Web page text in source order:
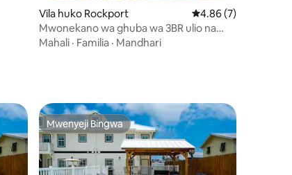
Vila huko Rockport Ukadiriaji wa
4.86 (7)
Mwonekano wa ghuba wa 3BR ulio na
bwawa, gati la uvuvi na BBQ
Mahali · Familia · Mandhari
Mwenyeji Bingwa
Mwenyeji Bingwa